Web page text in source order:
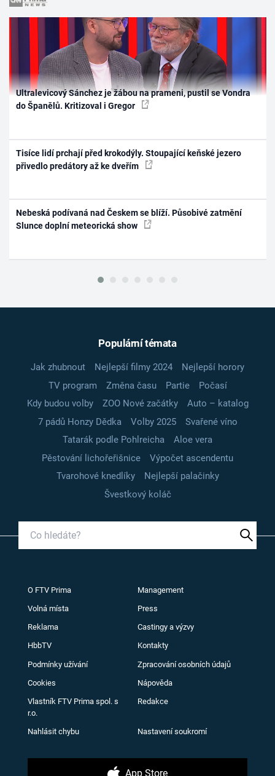
Ultralevicový Sánchez je žábou na prameni, pustil se Vondra
do Španělů. Kritizoval i Gregor
Tisíce lidí prchají před krokodýly. Stoupající keňské jezero
přivedlo predátory až ke dveřím
Nebeská podívaná nad Českem se blíží. Působivé zatmění
Slunce doplní meteorická show
Populární témata
Jak zhubnout Nejlepší filmy 2024
Nejlepší horory
TV program
Změna času Partie
Počasí
Kdy budou volby
ZOO Nové začátky
Auto – katalog
7 pádů Honzy Dědka
Volby 2025
Svařené víno
Tatarák podle Pohlreicha
Aloe vera
Pěstování lichořeřišnice
Výpočet ascendentu
Tvarohové knedlíky
Nejlepší palačinky
Švestkový koláč
O FTV Prima Management
Volná místa Press
Reklama Castingy a výzvy
HbbTV Kontakty
Podmínky užívání Zpracování osobních údajů
Cookies Nápověda
Vlastník FTV Prima spol. s
r.o.
Redakce
Nahlásit chybu Nastavení soukromí
App Store